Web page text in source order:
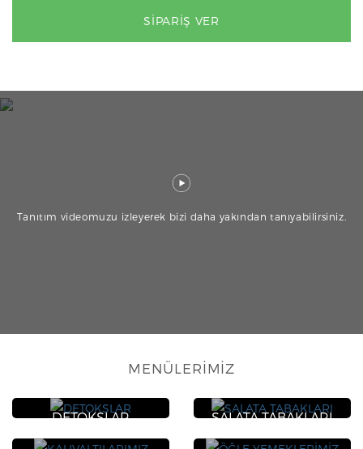
SIPARIŞ VER
Tanıtım videomuzu izleyerek bizi daha yakından tanıyabilirsiniz.
MENÜLERIMIZ
DETOKSLAR SALATA TABAKLARI